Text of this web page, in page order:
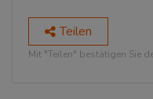
Teilen
Mit "Teilen" bestätigen Sie